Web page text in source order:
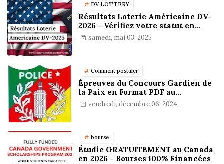
DV LOTTERY
Résultats Loterie Américaine DV-
2026 - Vérifiez votre statut en
ligne !
samedi, mai 03, 2025
Comment postuler
Épreuves du Concours Gardien de
la Paix en Format PDF au
Cameroun : Stratégies,
Préparation et Astuces pour
vendredi, décembre 06, 2024
bourse
Étudie GRATUITEMENT au Canada
en 2026 - Bourses 100% Financées